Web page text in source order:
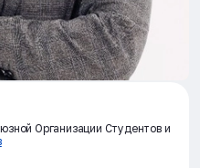
Организации Студентов и